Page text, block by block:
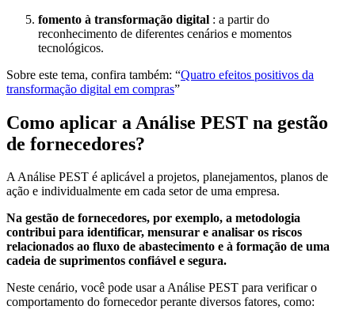
fomento à transformação digital : a partir do
reconhecimento de diferentes cenários e momentos
tecnológicos.
Sobre este tema, confira também: “Quatro efeitos positivos da
transformação digital em compras”
Como aplicar a Análise PEST na gestão
de fornecedores?
A Análise PEST é aplicável a projetos, planejamentos, planos de
ação e individualmente em cada setor de uma empresa.
Na gestão de fornecedores, por exemplo, a metodologia
contribui para identificar, mensurar e analisar os riscos
relacionados ao fluxo de abastecimento e à formação de uma
cadeia de suprimentos confiável e segura.
Neste cenário, você pode usar a Análise PEST para verificar o
comportamento do fornecedor perante diversos fatores, como: